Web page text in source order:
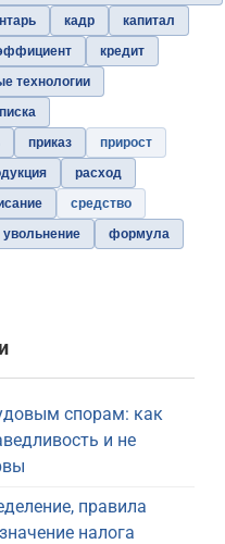
кадр
капитал
кредит
технологии
приказ
прирост
расход
средство
увольнение
формула
спорам: как
и не
правила
налога